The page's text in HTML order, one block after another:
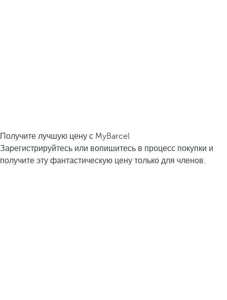
Получите лучшую цену с MyBarcel
Зарегистрируйтесь или вопишитесь в процесс покупки и
получите эту фантастическую цену только для членов.